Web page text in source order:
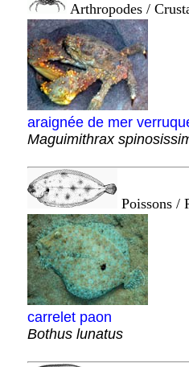
Arthropodes /
araignée de mer
Maguimithrax
Poissons /
carrelet paon
Bothus lunatus